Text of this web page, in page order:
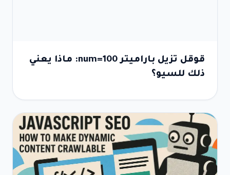
قوقل تزيل باراميتر num=100: ماذا يعني
ذلك للسيو؟